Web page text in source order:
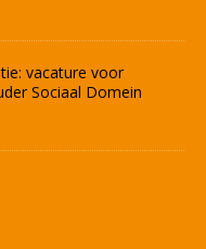
vacature voor
Sociaal Domein